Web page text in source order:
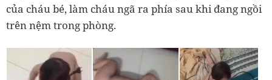
của cháu bé, làm cháu ngã ra phía sau khi đang ngồi
trên nệm trong phòng.